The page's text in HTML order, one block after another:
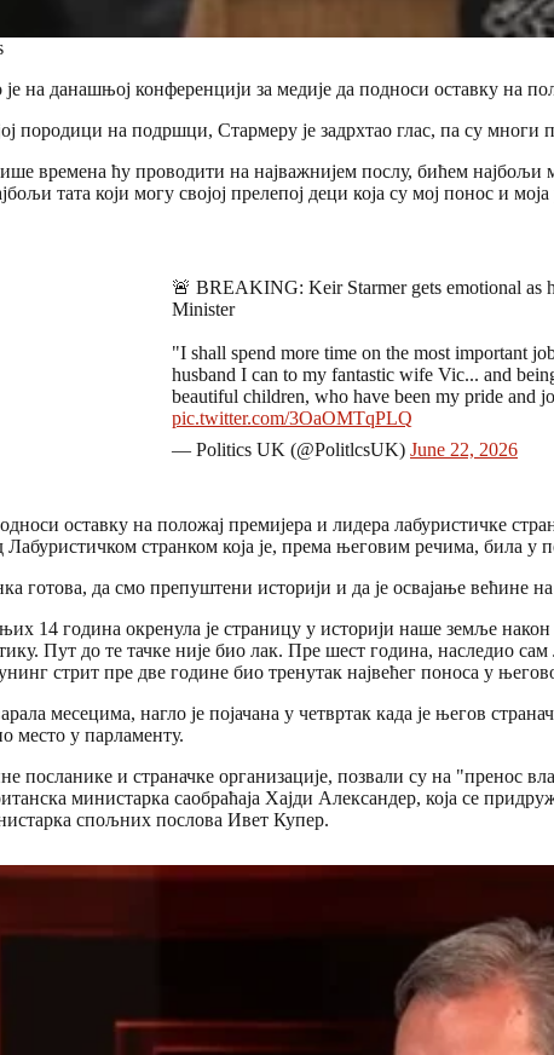
на данашњој конференцији за медије да подноси оставку на
породици на подршци, Стармеру је задрхтао глас, па су многи
времена ћу проводити на најважнијем послу, бићем најбољи
тата који могу својој прелепој деци која су мој понос и
🚨 BREAKING: Keir Starmer gets emotional as
Minister
"I shall spend more time on the most important
husband I can to my fantastic wife Vic... and
beautiful children, who have been my pride and
pic.twitter.com/3OaOMTqPLQ
— Politics UK (@PolitlcsUK) June 22, 2026
оставку на положај премијера и лидера лабуристичке
Лабуристичком странком која је, према његовим речима, била
готова, да смо препуштени историји и да је освајање
14 година окренула је страницу у историји наше земље
Пут до те тачке није био лак. Пре шест година, наследио
стрит пре две године био тренутак највећег поноса у
месецима, нагло је појачана у четвртак када је његов
место у парламенту.
посланике и страначке организације, позвали су на "пренос
министарка саобраћаја Хајди Александер, која се
спољних послова Ивет Купер.